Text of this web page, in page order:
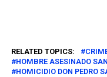
RELATED TOPICS:
HOMBRE ASESINADO
HOMICIDIO DON PEDRO